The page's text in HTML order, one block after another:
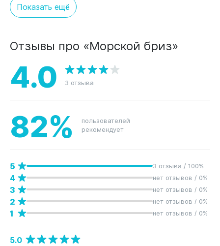
Показать ещё
Отзывы про «Морской бриз»
4.0 3 отзыва
82%
пользователей
рекомендует
5 3 отзыва / 100%
4 нет отзывов / 0%
3 нет отзывов / 0%
2 нет отзывов / 0%
1 нет отзывов / 0%
5.0